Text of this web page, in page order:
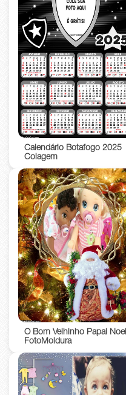
Calendário Botafogo 2025
Colagem
O Bom Velhinho Papai Noel
FotoMoldura